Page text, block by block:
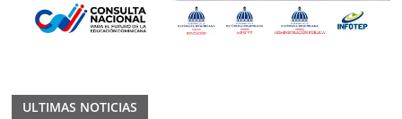
ULTIMAS NOTICIAS